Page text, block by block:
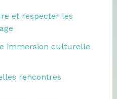
et respecter les
immersion culturelle
rencontres